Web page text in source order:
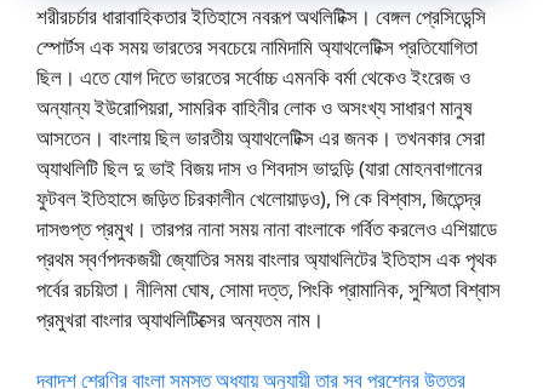
শরীরচর্চার ধারাবাহিকতার ইতিহাসে নবরূপ অথলিটিক্স। বেঙ্গল প্রেসিডেন্সি
স্পোর্টস এক সময় ভারতের সবচেয়ে নামিদামি অ্যাথলেটিক্স প্রতিযোগিতা
ছিল। এতে যোগ দিতে ভারতের সর্বোচ্চ এমনকি বর্মা থেকেও ইংরেজ ও
অন্যান্য ইউরোপিয়রা, সামরিক বাহিনীর লোক ও অসংখ্য সাধারণ মানুষ
আসতেন। বাংলায় ছিল ভারতীয় অ্যাথলেটিক্স এর জনক। তখনকার সেরা
অ্যাথলিটি ছিল দু ভাই বিজয় দাস ও শিবদাস ভাদুড়ি (যারা মোহনবাগানের
ফুটবল ইতিহাসে জড়িত চিরকালীন খেলোয়াড়ও), পি কে বিশ্বাস, জিতেন্দ্র
দাসগুপ্ত প্রমুখ। তারপর নানা সময় নানা বাংলাকে গর্বিত করলেও এশিয়াডে
প্রথম স্বর্ণপদকজয়ী জ্যোতির সময় বাংলার অ্যাথলিটের ইতিহাস এক পৃথক
পর্বের রচয়িতা। নীলিমা ঘোষ, সোমা দত্ত, পিংকি প্রামানিক, সুস্মিতা বিশ্বাস
প্রমুখরা বাংলার অ্যাথলিটিক্সের অন্যতম নাম।
দ্বাদশ শ্রেণির বাংলা সমস্ত অধ্যায় অনুযায়ী তার সব প্রশ্নের উত্তর